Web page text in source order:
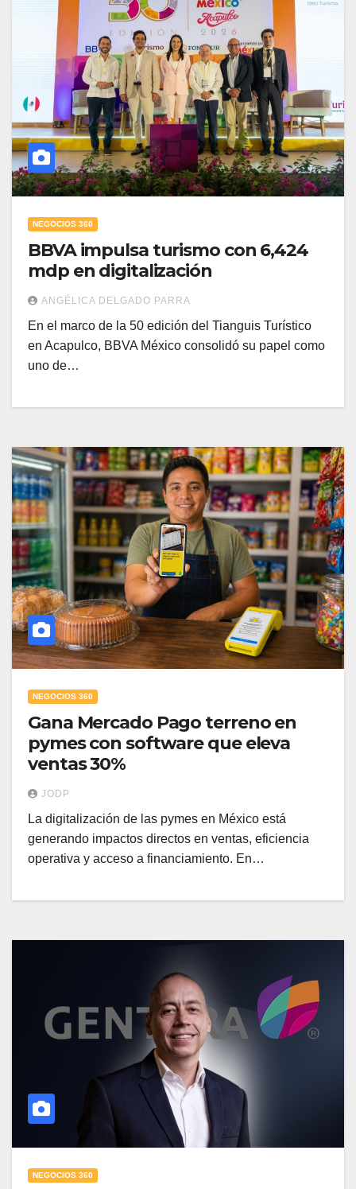
NEGOCIOS 360
BBVA impulsa turismo con 6,424
mdp en digitalización
ANGÉLICA DELGADO PARRA
En el marco de la 50 edición del Tianguis Turístico
en Acapulco, BBVA México consolidó su papel como
uno de…
NEGOCIOS 360
Gana Mercado Pago terreno en
pymes con software que eleva
ventas 30%
JODP
La digitalización de las pymes en México está
generando impactos directos en ventas, eficiencia
operativa y acceso a financiamiento. En…
NEGOCIOS 360